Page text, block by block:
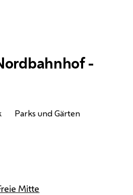
-
Parks und Gärten
Mitte